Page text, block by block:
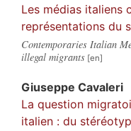
Les médias italiens
représentations du
Contemporaries Italian
illegal migrants
Giuseppe Cavaleri
La question
italien : du